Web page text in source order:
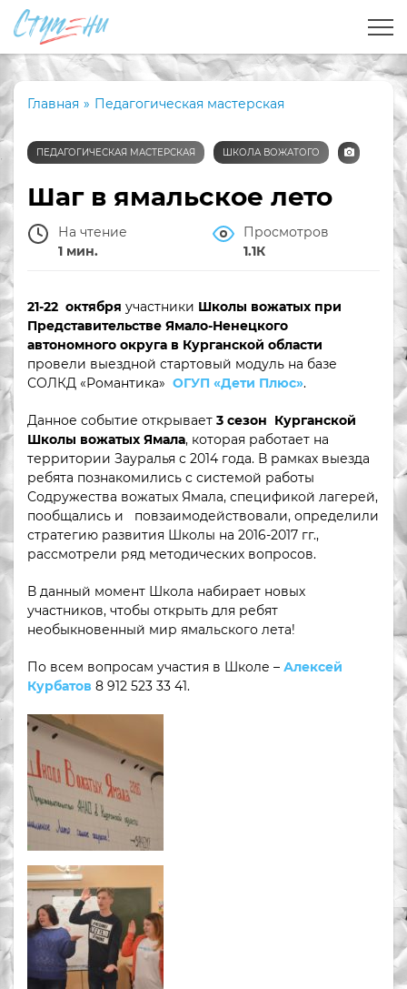
Главная » Педагогическая мастерская
ПЕДАГОГИЧЕСКАЯ МАСТЕРСКАЯ ШКОЛА ВОЖАТОГО
Шаг в ямальское лето
На чтение
1 мин.
Просмотров
1.1К
21-22 октября участники Школы вожатых при
Представительстве Ямало-Ненецкого
автономного округа в Курганской области
провели выездной стартовый модуль на базе
СОЛКД «Романтика» ОГУП «Дети Плюс».
Данное событие открывает 3 сезон Курганской
Школы вожатых Ямала, которая работает на
территории Зауралья с 2014 года. В рамках выезда
ребята познакомились с системой работы
Содружества вожатых Ямала, спецификой лагерей,
пообщались и повзаимодействовали, определили
стратегию развития Школы на 2016-2017 гг.,
рассмотрели ряд методических вопросов.
В данный момент Школа набирает новых
участников, чтобы открыть для ребят
необыкновенный мир ямальского лета!
По всем вопросам участия в Школе – Алексей
Курбатов 8 912 523 33 41.